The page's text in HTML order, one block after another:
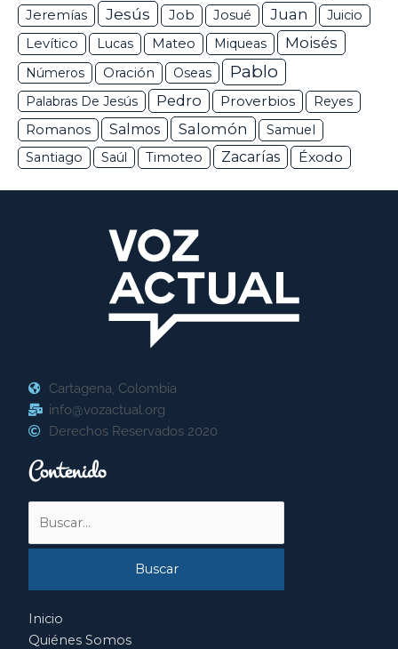
Jeremías Jesús Job Josué Juan
Juicio
Levítico
Lucas Mateo Miqueas Moisés
Números Oración Oseas Pablo
Palabras De Jesús Pedro Proverbios Reyes
Romanos Salmos Salomón
Samuel
Santiago
Saúl Timoteo Zacarías Éxodo
Cartagena, Colombia
info@vozactual.org
Derechos Reservados 2020
Contenido
por:
Inicio
Quiénes Somos